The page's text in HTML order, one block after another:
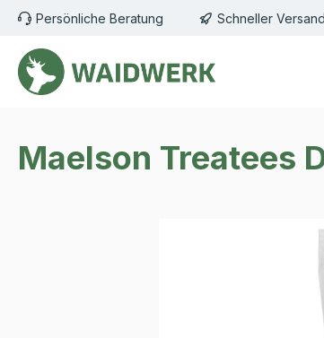
Hauptinhalt springen
Zur Suche springen
Zur Hauptnavigation springen
Persönliche Beratung Schneller Versand
Maelson Treatees